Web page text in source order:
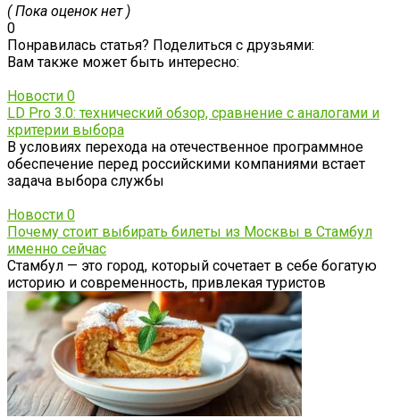
( Пока оценок нет )
0
Понравилась статья? Поделиться с друзьями:
Вам также может быть интересно:
Новости 0
LD Pro 3.0: технический обзор, сравнение с аналогами и
критерии выбора
В условиях перехода на отечественное программное
обеспечение перед российскими компаниями встает
задача выбора службы
Новости 0
Почему стоит выбирать билеты из Москвы в Стамбул
именно сейчас
Стамбул — это город, который сочетает в себе богатую
историю и современность, привлекая туристов